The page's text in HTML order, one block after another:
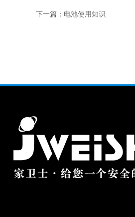
下一篇： 电池使用知识